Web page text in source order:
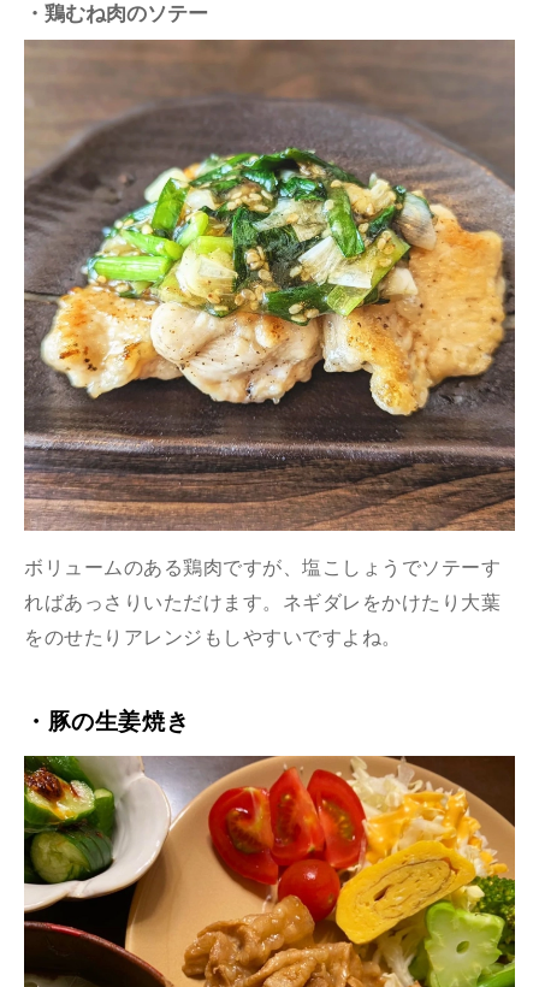
・鶏むね肉のソテー
ボリュームのある鶏肉ですが、塩こしょうでソテーす
ればあっさりいただけます。ネギダレをかけたり大葉
をのせたりアレンジもしやすいですよね。
・豚の生姜焼き